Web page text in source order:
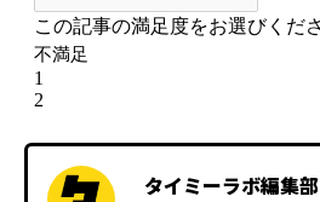
タイミーラボ編集部